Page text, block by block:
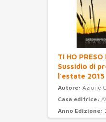
TI HO PRESO
Sussidio di
l'estate 2015
Autore: Azione
Casa editrice:
Anno Edizione: